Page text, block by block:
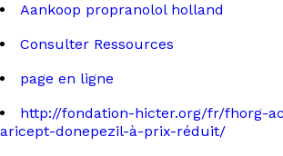
Aankoop propranolol holland
Consulter Ressources
page en ligne
http://fondation-hicter.org/fr/fhorg-
aricept-donepezil-à-prix-réduit/